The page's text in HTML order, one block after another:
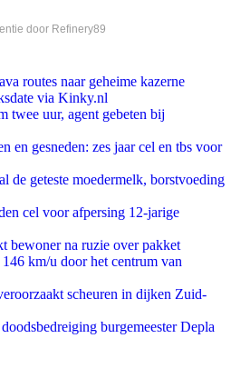
door Refinery89
routes naar geheime kazerne
via Kinky.nl
twee uur, agent gebeten bij
en gesneden: zes jaar cel en tbs voor
geteste moedermelk, borstvoeding
cel voor afpersing 12-jarige
bewoner na ruzie over pakket
km/u door het centrum van
scheuren in dijken Zuid-
burgemeester Depla